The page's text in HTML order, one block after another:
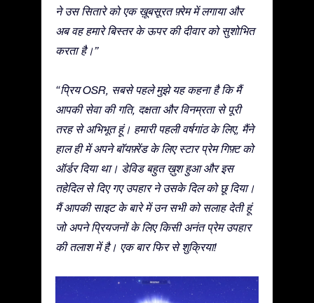
ने उस सितारे को एक ख़ूबसूरत फ़्रेम में लगाया और
अब वह हमारे बिस्तर के ऊपर की दीवार को सुशोभित
करता है।”
“प्रिय OSR, सबसे पहले मुझे यह कहना है कि मैं
आपकी सेवा की गति, दक्षता और विनम्रता से पूरी
तरह से अभिभूत हूं। हमारी पहली वर्षगांठ के लिए, मैंने
हाल ही में अपने बॉयफ़्रेंड के लिए स्टार प्रेम गिफ़्ट को
ऑर्डर दिया था। डेविड बहुत ख़ुश हुआ और इस
तहेदिल से दिए गए उपहार ने उसके दिल को छू दिया।
मैं आपकी साइट के बारे में उन सभी को सलाह देती हूं
जो अपने प्रियजनों के लिए किसी अनंत प्रेम उपहार
की तलाश में है। एक बार फिर से शुक्रिया!